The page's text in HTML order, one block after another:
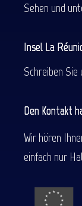
Sehen und
Insel La
Schreiben Sie
Den Kontakt
Wir hören
einfach nur